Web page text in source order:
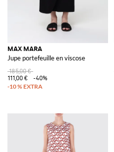
MAX MARA
Jupe portefeuille en viscose
185,00 €
111,00 €
-40%